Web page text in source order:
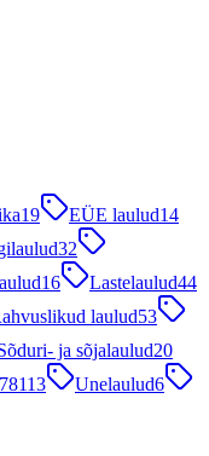
19 EÜE laulud14
32
16 Lastelaulud44
laulud53
ja sõjalaulud20
113 Unelaulud6